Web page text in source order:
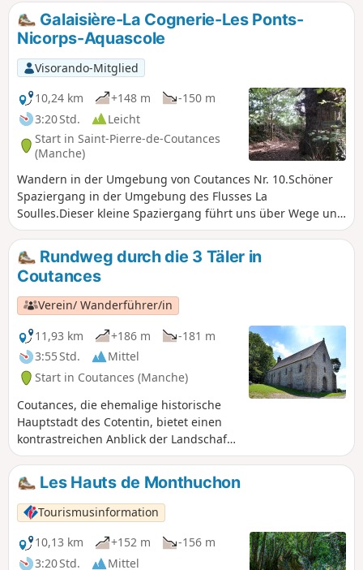
den Normannen vermischen, der emblematischen Rasse
der Region. Am Ende erwartet Sie die Abtei von Hambye mit
ihrem Kapitelsaal ausdem 13. Jahrhundert.
Galaisière-La Cognerie-Les Ponts-
Nicorps-Aquascole
Visorando-Mitglied
10,24 km
+148 m
-150 m
3:20 Std.
Leicht
Start in Saint-Pierre-de-Coutances
(Manche)
Wandern in der Umgebung von Coutances Nr. 10.Schöner
Spaziergang in der Umgebung des Flusses La
Soulles.Dieser kleine Spaziergang führt uns über Wege und
kleine Gemeinde- oder Departementsstraßen auf eine Reise
durch das Tal und die Hänge eines der drei Flüsse von
Coutances, La Soulles, in den Gemeinden südöstlich von
Coutances.Die Route führt an sehr schönen Häusern aus
regionalem Naturstein (oder Nebengebäuden ehemaliger
Bauernhöfe) vorbei.
Rundweg durch die 3 Täler in
Coutances
Verein/ Wanderführer/in
11,93 km
+186 m
-181 m
3:55 Std.
Mittel
Start in Coutances (Manche)
Coutances, die ehemalige historische
Hauptstadt des Cotentin, bietet einen
kontrastreichen Anblick der Landschaft
fast mitten in der Stadt. Diese
Wanderung führt durch die
unmittelbare Umgebung der Stadt,
durch die drei sie umgebenden Täler
mit ihren jeweils etwas trägen Flüssen.
Die städtischen Passagen, die zur Hälfte
auf dem Land und zur Hälfte auf
Les Hauts de Monthuchon
Tourismusinformation
10,13 km
+152 m
-156 m
3:20 Std.
Mittel